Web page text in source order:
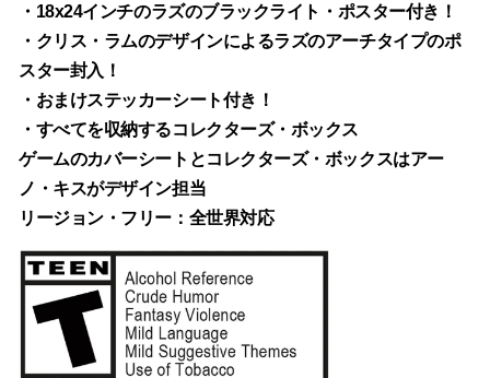
・18x24インチのラズのブラックライト・ポスター付き！
・クリス・ラムのデザインによるラズのアーチタイプのポ
スター封入！
・おまけステッカーシート付き！
・すべてを収納するコレクターズ・ボックス
ゲームのカバーシートとコレクターズ・ボックスはアー
ノ・キスがデザイン担当
リージョン・フリー：全世界対応